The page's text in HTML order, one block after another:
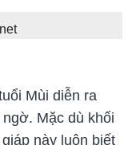
Mùi diễn ra
Mặc dù khối
này luôn biết